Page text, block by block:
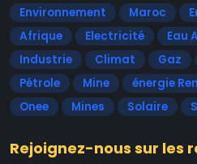
Environnement Maroc
Afrique
Electricité
Eau
Industrie
Climat Gaz
Pétrole
Mine énergie
Onee
Mines Solaire
Rejoignez-nous sur les